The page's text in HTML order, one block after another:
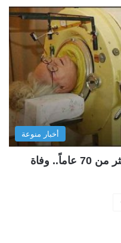
أخبار منوعة
عاشت تتنفس بالرئة الحديدية أكثر من 70 عاماً.. وفاة